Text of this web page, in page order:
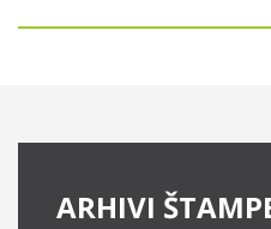
ARHIVI